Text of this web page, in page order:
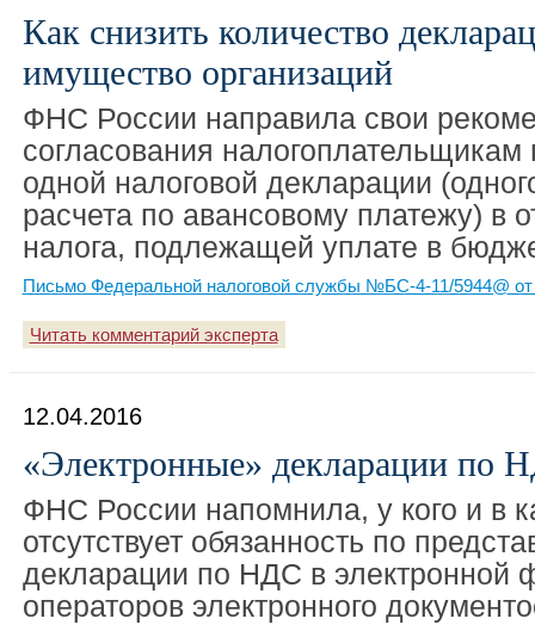
Как снизить количество
имущество организаций
ФНС России направила свои
согласования налогоплательщикам
одной налоговой декларации
расчета по авансовому платежу) в
налога, подлежащей уплате в
Письмо Федеральной налоговой службы №БС-4-11/5944@ от
Читать комментарий эксперта
12.04.2016
«Электронные» декларации по
ФНС России напомнила, у кого и в
отсутствует обязанность по
декларации по НДС в электронной
операторов электронного